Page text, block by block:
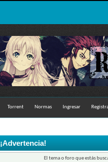
Torrent Normas Ingresar
¡Advertencia!
El tema o foro que estás